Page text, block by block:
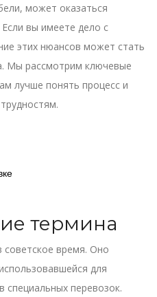
может оказаться
вы имеете дело с
этих нюансов может стать
Мы рассмотрим ключевые
лучше понять процесс и
термина
советское время. Оно
для
специальных перевозок.